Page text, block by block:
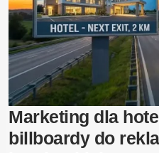
Marketing dla
billboardy do